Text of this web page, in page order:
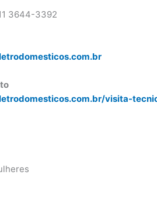
3644-3392
visita-